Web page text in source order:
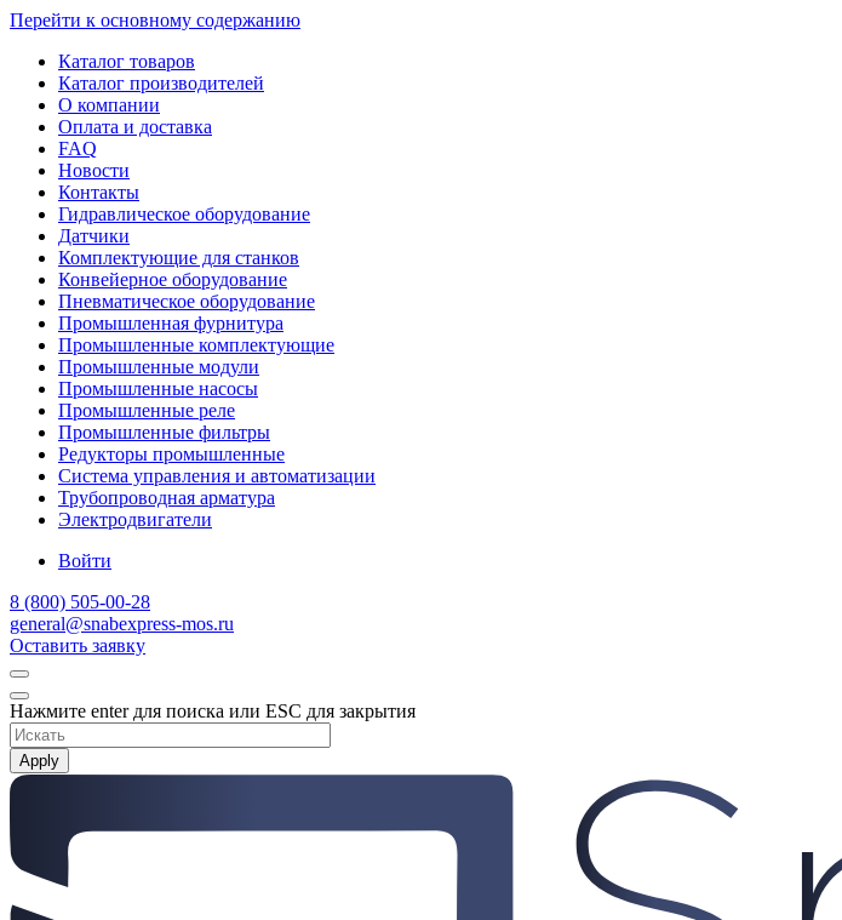
Перейти к основному содержанию
Каталог товаров
Каталог производителей
О компании
Оплата и доставка
FAQ
Новости
Контакты
Гидравлическое оборудование
Датчики
Комплектующие для станков
Конвейерное оборудование
Пневматическое оборудование
Промышленная фурнитура
Промышленные комплектующие
Промышленные модули
Промышленные насосы
Промышленные реле
Промышленные фильтры
Редукторы промышленные
Система управления и автоматизации
Трубопроводная арматура
Электродвигатели
Войти
8 (800) 505-00-28
general@snabexpress-mos.ru
Оставить заявку
Нажмите enter для поиска или ESC для закрытия
Apply